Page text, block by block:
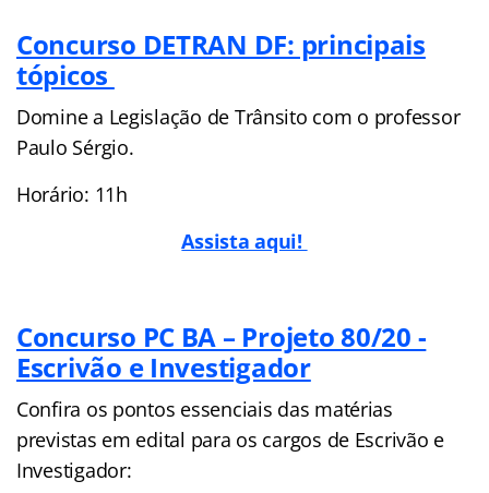
Concurso DETRAN DF: principais
tópicos
Domine a Legislação de Trânsito com o professor
Paulo Sérgio.
Horário: 11h
Assista aqui!
Concurso PC BA – Projeto 80/20 -
Escrivão e Investigador
Confira os pontos essenciais das matérias
previstas em edital para os cargos de Escrivão e
Investigador: